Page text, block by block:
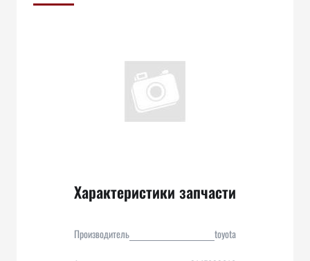
Характеристики запчасти
Производитель toyota